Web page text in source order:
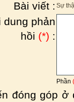
Bài viết : Sự
dung phản
hồi (*) :
Phần
đóng góp ở